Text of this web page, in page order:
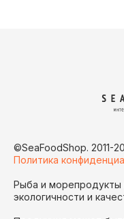
©SeaFoodShop. 2011-
Политика
Рыба и морепродукты
экологичности и